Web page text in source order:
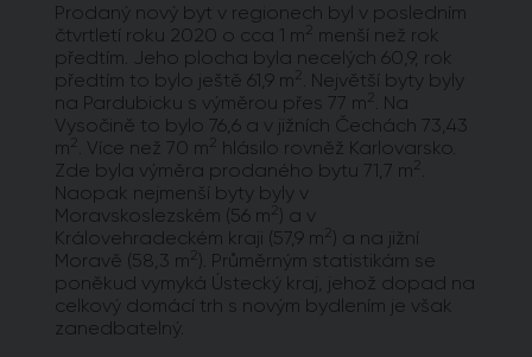
Prodaný nový byt v regionech byl v posledním
čtvrtletí roku 2020 o cca 1 m2
menší než rok
předtím. Jeho plocha byla necelých 60,9, rok
předtím to bylo ještě 61,9 m2 . Největší byty byly
na Pardubicku s výměrou přes 77 m2 . Na
Vysočině to bylo 76,6 a v jižních Čechách 73,43
m2 . Více než 70 m2
hlásilo rovněž Karlovarsko.
Zde byla výměra prodaného bytu 71,7 m2 .
Naopak nejmenší byty byly v
Moravskoslezském (56 m2 ) a v
Královehradeckém kraji (57,9 m2 ) a na jižní
Moravě (58,3 m2 ). Průměrným statistikám se
poněkud vymyká Ústecký kraj, jehož dopad na
celkový domácí trh s novým bydlením je však
zanedbatelný.